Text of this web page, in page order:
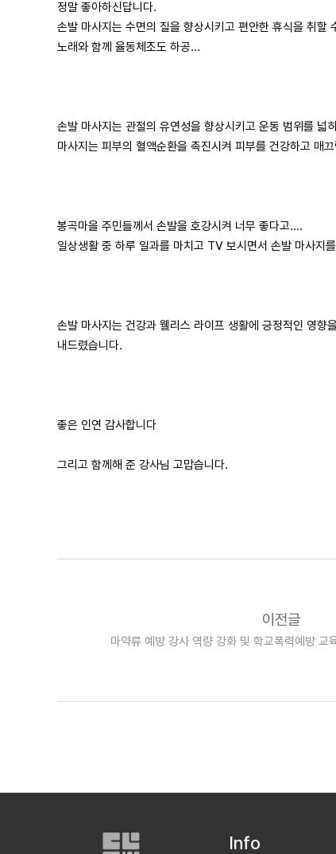
정말 좋아하신답니다.
손발 마사지는 수면의 질을 향상시키고 편안한 휴식을 취
노래와 함께 율동체조도 하공...
손발 마사지는 관절의 유연성을 향상시키고 운동 범위를 넓
마사지는 피부의 혈액순환을 촉진시켜 피부를 건강하고 매
봉곡마을 주민들께서 손발을 호강시켜 너무 좋다고....
일상생활 중 하루 일과를 마치고 TV 보시면서 손발 마사지
손발 마사지는 건강과 웰리스 라이프 생활에 긍정적인 영
내드렸습니다.
좋은 인연 감사합니다
그리고 함께해 준 강사님 고맙습니다.
이전글
마약류 예방 강사 역량 강화 및 학교폭력예방 교
Info